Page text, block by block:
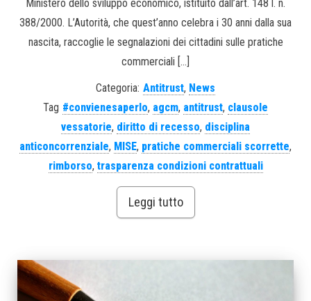
Ministero dello sviluppo economico, istituito dall’art. 148 l. n.
388/2000. L’Autorità, che quest’anno celebra i 30 anni dalla sua
nascita, raccoglie le segnalazioni dei cittadini sulle pratiche
commerciali […]
Categoria: Antitrust, News
Tag #convienesaperlo, agcm, antitrust, clausole
vessatorie, diritto di recesso, disciplina
anticoncorrenziale, MISE, pratiche commerciali scorrette,
rimborso, trasparenza condizioni contrattuali
Leggi tutto